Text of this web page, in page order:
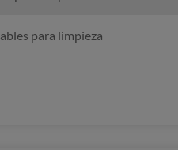
para limpieza